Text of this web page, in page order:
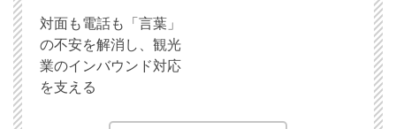
対面も電話も「言葉」
の不安を解消し、観光
業のインバウンド対応
を支える